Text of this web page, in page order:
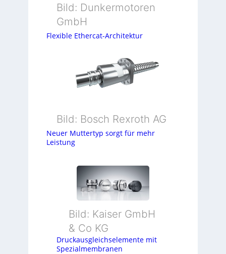
Bild: Dunkermotoren
GmbH
Flexible Ethercat-Architektur
Bild: Bosch Rexroth AG
Neuer Muttertyp sorgt für mehr
Leistung
Bild: Kaiser GmbH
& Co KG
Druckausgleichselemente mit
Spezialmembranen